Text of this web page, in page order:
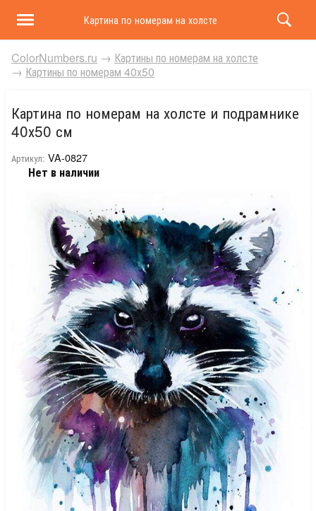
Картина по номерам на холсте и подрамнике 40х50
ColorNumbers.ru → Картины по номерам на холсте
→ Картины по номерам 40х50
Картина по номерам на холсте и подрамнике
40х50 см
Артикул: VA-0827
Нет в наличии